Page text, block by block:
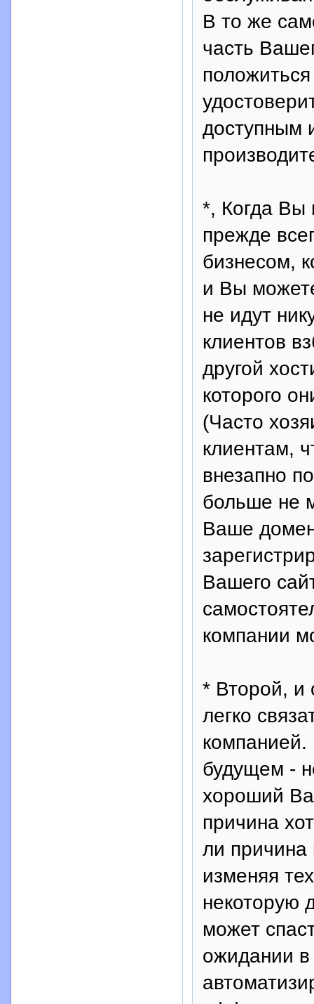
В то же
часть
доступным
*, Когда Вы
прежде
бизнесом,
и Вы
не идут
клиентов
другой
которого
(Часто
клиентам,
внезапно
больше не
Ваше
Вашего
компании
* Второй, и
легко
будущем -
хороший
причина
ли причина
изменяя
некоторую
может
ожидании в